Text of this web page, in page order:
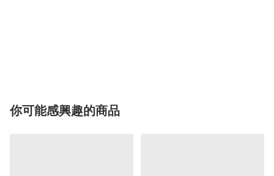
你可能感興趣的商品